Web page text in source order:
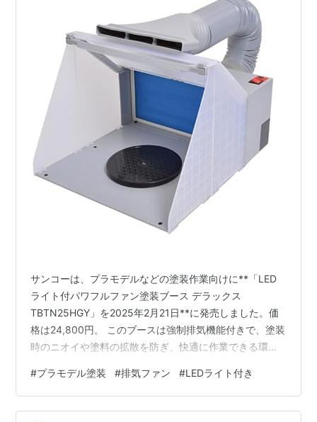
サンコーは、プラモデルなどの塗装作業向けに**「LED
ライト付パワフルファン塗装ブース デラックス
TBTN25HGY」を2025年2月21日**に発売しました。価
格は24,800円。 このブースは強制排気機能付きで、塗装
時のニオイや塗料の拡散を防ぎ、快適に作業できる環境
ンに 本体から伸びる長いホースが塗料のニオイを吸い取
り、室外へ排出。 周囲にカバー付きで、塗料の飛散を最
小限に抑える。 ✅ 明るいLEDライト搭載で作業効率UP
#プラモデル塗装 #排気ファン #LEDライト付き